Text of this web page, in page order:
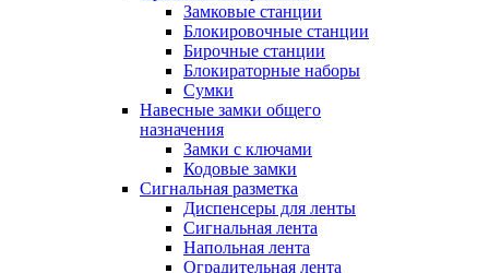
Замковые станции
Блокировочные станции
Бирочные станции
Блокираторные наборы
Сумки
Навесные замки общего
назначения
Замки с ключами
Кодовые замки
Сигнальная разметка
Диспенсеры для ленты
Сигнальная лента
Напольная лента
Оградительная лента